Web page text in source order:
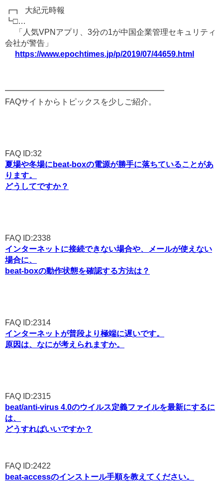
┏┓ 大紀元時報
┗□…
「人気VPNアプリ、3分の1が中国企業管理セキュリティ
会社が警告」
https://www.epochtimes.jp/p/2019/07/44659.html
━━━━━━━━━━━━━━━━━━━━
FAQサイトからトピックスを少しご紹介。
FAQ ID:32
夏場や冬場にbeat-boxの電源が勝手に落ちていることがあ
ります。
どうしてですか？
FAQ ID:2338
インターネットに接続できない場合や、メールが使えない
場合に、
beat-boxの動作状態を確認する方法は？
FAQ ID:2314
インターネットが普段より極端に遅いです。
原因は、なにが考えられますか。
FAQ ID:2315
beat/anti-virus 4.0のウイルス定義ファイルを最新にするに
は、
どうすればいいですか？
FAQ ID:2422
beat-accessのインストール手順を教えてください。